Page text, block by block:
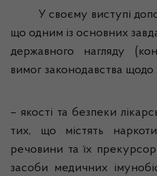
У своєму виступі
що одним із основних
державного нагляду
вимог законодавства щодо :
– якості та безпеки
тих, що містять
речовини та їх
засоби медичних